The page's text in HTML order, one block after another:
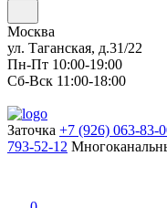
Москва
ул. Таганская, д.31/22
Пн-Пт 10:00-19:00
Сб-Вск 11:00-18:00
Заточка +7 (926) 063-83-
793-52-12